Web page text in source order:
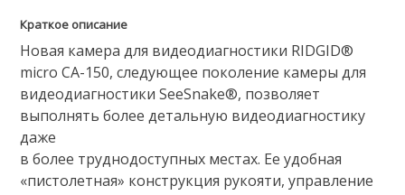
Краткое описание
Новая камера для видеодиагностики RIDGID®
micro CA-150, следующее поколение камеры для
видеодиагностики SeeSnake®, позволяет
выполнять более детальную видеодиагностику
даже
в более труднодоступных местах. Ее удобная
«пистолетная» конструкция рукояти, управление